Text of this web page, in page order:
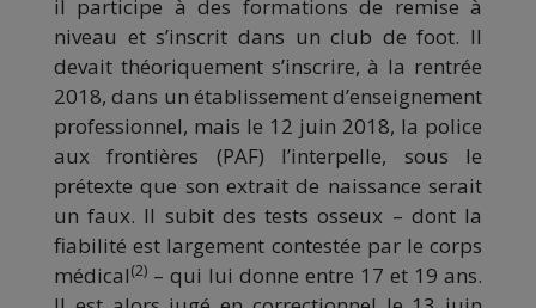
il participe à des formations de remise à
niveau et s’inscrit dans un club de foot. Il
devait théoriquement s’inscrire, à la rentrée
2018, dans un établissement d’enseignement
professionnel, mais le 12 juin 2018, la police
aux frontières (PAF) l’interpelle, sous le
prétexte que son extrait de naissance serait
un faux. Il subit des tests osseux – dont la
fiabilité est largement contestée par le corps
médical(2) – qui lui donne entre 17 et 19 ans.